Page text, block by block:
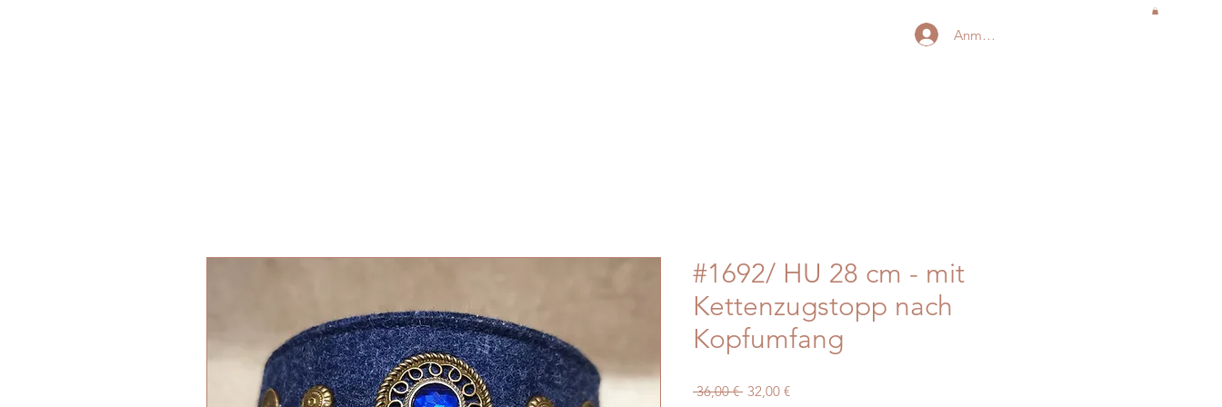
Anmelden
#1692/ HU 28 cm - mit
Kettenzugstopp nach
Kopfumfang
36,00 € Standardpreis
32,00 €Sale-